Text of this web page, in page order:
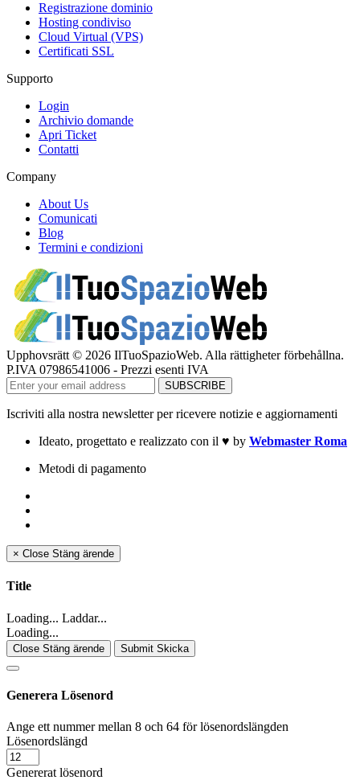
Registrazione dominio
Hosting condiviso
Cloud Virtual (VPS)
Certificati SSL
Supporto
Login
Archivio domande
Apri Ticket
Contatti
Company
About Us
Comunicati
Blog
Termini e condizioni
Upphovsrätt © 2026 IlTuoSpazioWeb. Alla rättigheter förbehållna.
P.IVA 07986541006 - Prezzi esenti IVA
Iscriviti alla nostra newsletter per ricevere notizie e aggiornamenti
Ideato, progettato e realizzato con il ♥ by Webmaster Roma
Metodi di pagamento
× Close Stäng ärende
Title
Loading... Laddar...
Loading...
Close Stäng ärende Submit Skicka
Generera Lösenord
Ange ett nummer mellan 8 och 64 för lösenordslängden
Lösenordslängd
Genererat lösenord